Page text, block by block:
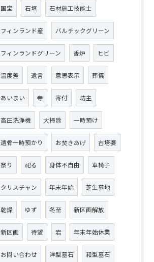
国宝 石垣 石材施工技能士
フィンランド産 バルチックグリーン
フィンランドグリーン 香炉 ヒビ
温度差 遺言 意思表示 葬儀
あいまい 寺 寄付 坊主
高圧洗浄機 大掃除 一時預け
遺骨一時預かり お焚きあげ 古塔婆
祭り 祀る 身体不自由 車椅子
クリスチャン 年末年始 芝生墓地
乾燥 ゆず 冬至 新区画解放
新区画 待望 岩 年末年始休業
お問い合わせ 洋型墓石 和型墓石